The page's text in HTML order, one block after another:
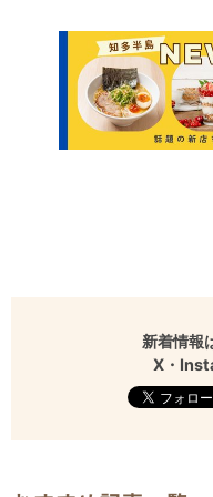
新着情報
X・